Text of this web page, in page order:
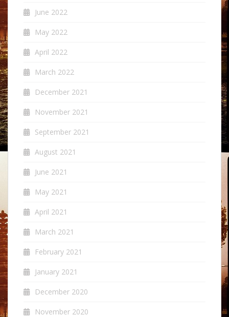
June 2022
May 2022
April 2022
March 2022
December 2021
November 2021
September 2021
August 2021
June 2021
May 2021
April 2021
March 2021
February 2021
January 2021
December 2020
November 2020